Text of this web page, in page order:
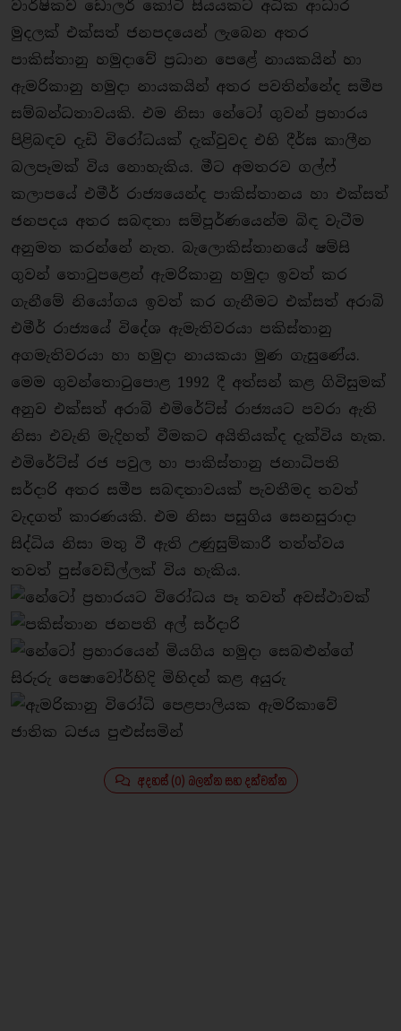
වාර්ෂිකව ඩොලර් කෝටි සියයකට අධික ආධාර
මුදලක් එක්සත් ජනපදයෙන් ලැබෙන අතර
පාකිස්තානු හමුදාවේ ප‍්‍රධාන පෙළේ නායකයින් හා
ඇමරිකානු හමුදා නායකයින් අතර පවතින්නේද සමීප
සම්බන්ධතාවයකි. එම නිසා නේටෝ ගුවන් ප‍්‍රහාරය
පිළිබඳව දැඩි විරෝධයක් දැක්වුවද එහි දීර්ඝ කාලීන
බලපෑමක් විය නොහැකිය. මීට අමතරව ගල්ෆ්
කලාපයේ එමීර් රාජ්‍යයෙන්ද පාකිස්තානය හා එක්සත්
ජනපදය අතර සබඳතා සම්පූර්ණයෙන්ම බිඳ වැටීම
අනුමත කරන්නේ නැත. බැලොකිස්තානයේ ෂම්සි
ගුවන් තොටුපළෙන් ඇමරිකානු හමුදා ඉවත් කර
ගැනීමේ නියෝගය ඉවත් කර ගැනීමට එක්සත් අරාබි
එමීර් රාජ්‍යයේ විදේශ ඇමැතිවරයා පකිස්තානු
අගමැතිවරයා හා හමුදා නායකයා මුණ ගැසුණේය.
මෙම ගුවන්තොටුපොළ 1992 දී අත්සන් කළ ගිවිසුමක්
අනුව එක්සත් අරාබි එමිරේට්ස් රාජ්‍යයට පවරා ඇති
නිසා එවැනි මැදිහත් වීමකට අයිතියක්ද දැක්විය හැක.
එමිරේට්ස් රජ පවුල හා පාකිස්තානු ජනාධිපති
සර්දාරි අතර සමීප සබඳතාවයක් පැවතීමද තවත්
වැදගත් කාරණයකි. එම නිසා පසුගිය සෙනසුරාදා
සිද්ධිය නිසා මතු වී ඇති උණුසුම්කාරී තත්ත්වය
තවත් පුස්වෙඩිල්ලක් විය හැකිය.
අදහස් (0) බලන්න සහ දක්වන්න